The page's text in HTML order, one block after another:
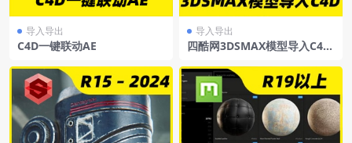
导入导出
C4D一键联动AE
导入导出
四酷网3DSMAX模型导入C4D
Win